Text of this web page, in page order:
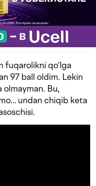
fuqarolikni qo‘lga
97 ball oldim. Lekin
Bu,
undan chiqib keta